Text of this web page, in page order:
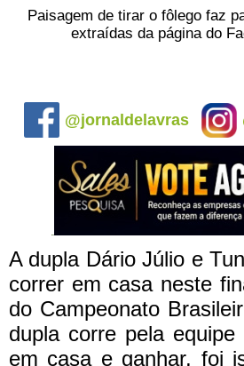
Paisagem de tirar o fôlego faz
extraídas da página do
@jornaldelavras
A dupla Dário Júlio e
correr em casa neste
do Campeonato
dupla corre pela
em casa e ganhar, foi